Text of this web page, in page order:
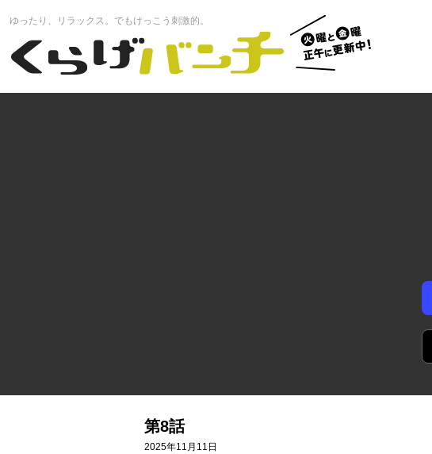
くらげバンチ
火曜と金
曜正午に
更新中！
ゆったり、リラックス。でもけっこう刺激的。
第8話
2025年11月11日